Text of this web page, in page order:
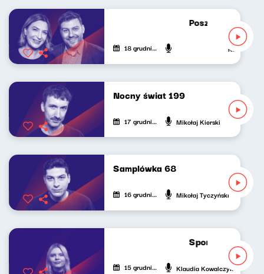
Poszukiwacze
18 grudnia 2024 Katarzyna
Nocny świat 199
17 grudnia 2024 Mikołaj Kierski
Samplówka 68
16 grudnia 2024 Mikołaj Tyczyński
Sport do
15 grudnia 2024 Klaudia Kowalczyk